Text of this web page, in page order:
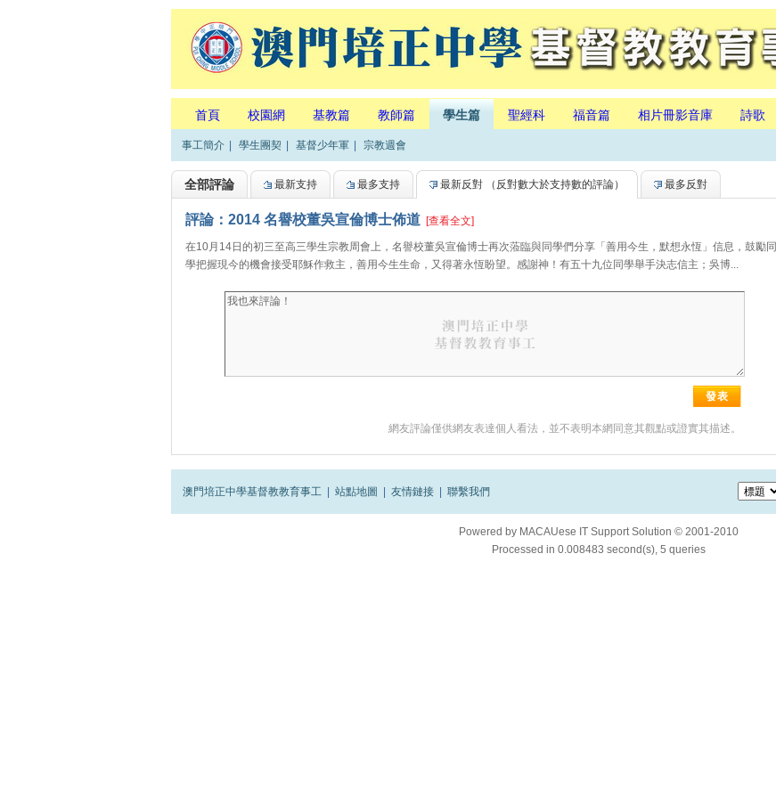
首頁 校園網 基教篇 教師篇 學生篇 聖經科 福音篇 相片冊影音庫 詩歌
事工簡介 學生團契 基督少年軍 宗教週會
全部評論 最新支持 最多支持 最新反對 （反對數大於支持數的評論） 最多反對
評論：2014 名譽校董吳宣倫博士佈道 [查看全文]
在10月14日的初三至高三學生宗教周會上，名譽校董吳宣倫博士再次蒞臨與同學們分享「善用今生，默想永恆」信息，鼓勵同
學把握現今的機會接受耶穌作救主，善用今生生命，又得著永恆盼望。感謝神！有五十九位同學舉手決志信主；吳博...
網友評論僅供網友表達個人看法，並不表明本網同意其觀點或證實其描述。
澳門培正中學基督教教育事工 站點地圖 友情鏈接 聯繫我們
Powered by MACAUese IT Support Solution © 2001-2010
Processed in 0.008483 second(s), 5 queries